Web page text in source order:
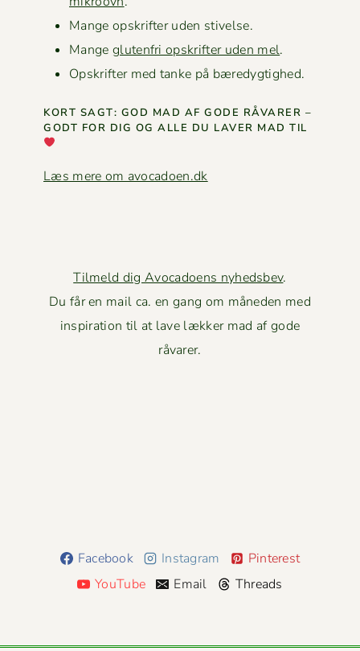
Mange opskrifter uden stivelse.
Mange gluten­fri opskrifter uden mel.
Opskrifter med tanke på bæredygtighed.
KORT SAGT: GOD MAD AF GODE RÅVAR­ER –
GODT FOR DIG OG ALLE DU LAVER MAD TIL
Læs mere om avocadoen.dk
Tilmeld dig Avocadoens nyhedsbev.
Du får en mail ca. en gang om måneden med
inspiration til at lave lækker mad af gode
råvarer.
Facebook Instagram
Pinterest
YouTube
Email Threads